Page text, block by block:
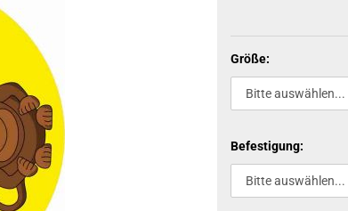
Größe:
Befestigung: